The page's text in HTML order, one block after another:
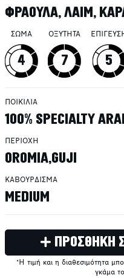
ΦΡΑΟΥΛΑ, ΛΑΙΜ,
ΣΩΜΑ
4
ΟΞΥΤΗΤΑ
7 5
ΠΟΙΚΙΛΙΑ
100% SPECIALTY
ΠΕΡΙΟΧΗ
OROMIA,GUJI
ΚΑΒΟΥΡΔΙΣΜΑ
MEDIUM
ΠΡΟΣΘΗΚΗ
*Η τιμή και η διαθεσιμότητα
γκάμα